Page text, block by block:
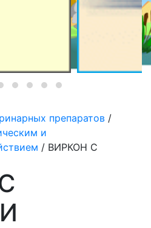
препаратов /
и
/ ВИРКОН С